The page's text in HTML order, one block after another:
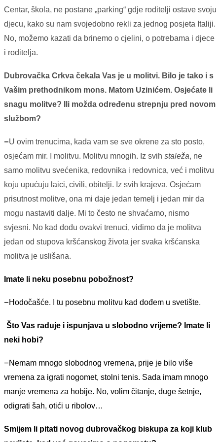
Centar, škola, ne postane „parking“ gdje roditelji ostave svoju
djecu, kako su nam svojedobno rekli za jednog posjeta Italiji.
No, možemo kazati da brinemo o cjelini, o potrebama i djece
i roditelja.
Dubrovačka Crkva čekala Vas je u molitvi. Bilo je tako i s
Vašim prethodnikom mons. Matom Uzinićem. Osjećate li
snagu molitve? Ili možda određenu strepnju pred novom
službom?
–U ovim trenucima, kada vam se sve okrene za sto posto,
osjećam mir. I molitvu. Molitvu mnogih. Iz svih staleža, ne
samo molitvu svećenika, redovnika i redovnica, već i molitvu
koju upućuju laici, civili, obitelji. Iz svih krajeva. Osjećam
prisutnost molitve, ona mi daje jedan temelj i jedan mir da
mogu nastaviti dalje. Mi to često ne shvaćamo, nismo
svjesni. No kad dođu ovakvi trenuci, vidimo da je molitva
jedan od stupova kršćanskog života jer svaka kršćanska
molitva je uslišana.
Imate li neku posebnu pobožnost?
–Hodočašće. I tu posebnu molitvu kad dođem u svetište.
Što Vas raduje i ispunjavau slobodno vrijeme? Imate li
neki hobi?
–Nemam mnogo slobodnog vremena, prije je bilo više
vremena za igrati nogomet, stolni tenis. Sada imam mnogo
manje vremena za hobije. No, volim čitanje, duge šetnje,
odigrati šah, otići u ribolov…
Smijem li pitati novog dubrovačkog biskupa za koji klub